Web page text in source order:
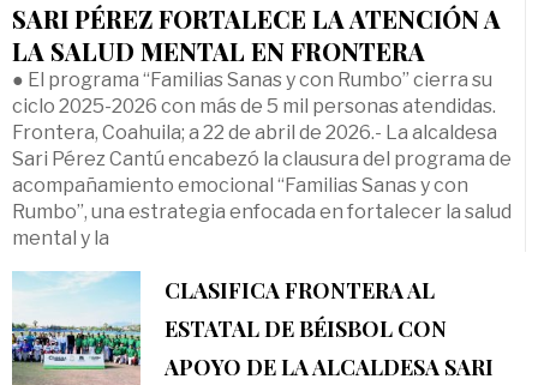
SARI PÉREZ FORTALECE LA ATENCIÓN A
LA SALUD MENTAL EN FRONTERA
● El programa “Familias Sanas y con Rumbo” cierra su
ciclo 2025-2026 con más de 5 mil personas atendidas.
Frontera, Coahuila; a 22 de abril de 2026.- La alcaldesa
Sari Pérez Cantú encabezó la clausura del programa de
acompañamiento emocional “Familias Sanas y con
Rumbo”, una estrategia enfocada en fortalecer la salud
mental y la
CLASIFICA FRONTERA AL
ESTATAL DE BÉISBOL CON
APOYO DE LA ALCALDESA SARI